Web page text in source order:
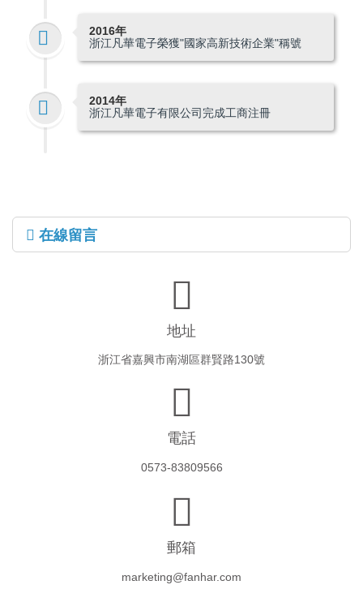
2016年
浙江凡華電子榮獲"國家高新技術企業"稱號
2014年
浙江凡華電子有限公司完成工商注冊
在線留言
地址
浙江省嘉興市南湖區群賢路130號
電話
0573-83809566
郵箱
marketing@fanhar.com